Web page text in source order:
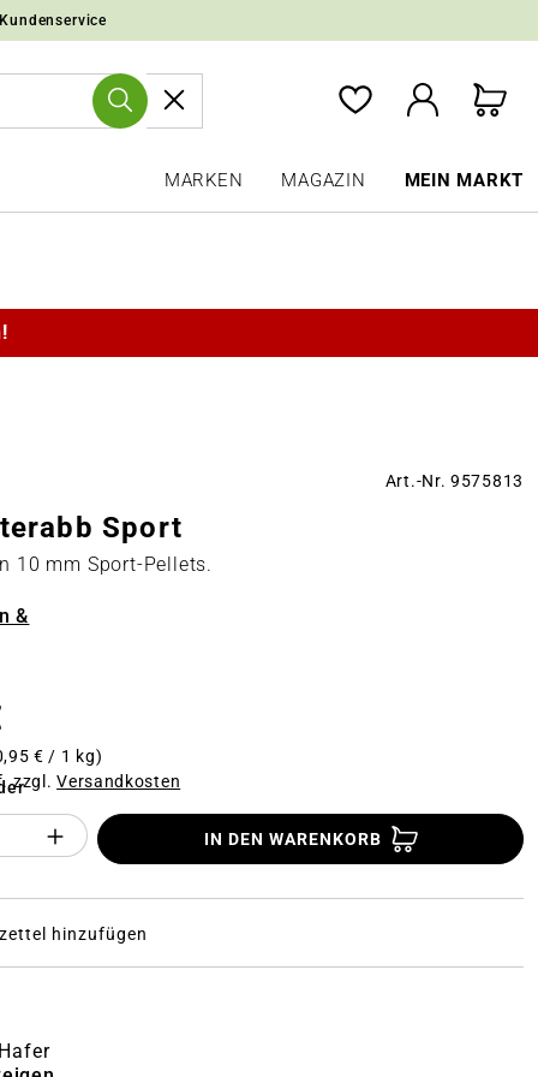
MARKEN MAGAZIN MEIN MARKT
&
Art.-Nr. 9575813
Sport
10 mm Sport-Pellets.
€ / 1 kg)
zzgl.Versandkosten
des Produktes "%product%":
IN DEN WARENKORB
hinzufügen